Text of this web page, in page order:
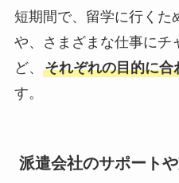
短期間で、留学に行くた
や、さまざまな仕事にチ
ど、 それぞれの目的に合
す。
派遣会社のサポート